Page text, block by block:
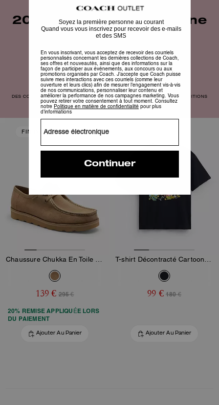
20 % de réduction sur une
sélection de modèles
Découvrez maintenant
DES CONDITIONS S’APPLIQUENT. VALABLE JUSQU’AU 16/08/26. 23 h 59. CONDITIONS
GÉNÉRALES COMPLÈTESICI
FIN DE COLLECTION
139 € 295 €
20% REMISE APPLIQUÉE LORS
DU PAIEMENT
Ajouter Au Panier
99 € 180 €
Ajouter Au Panier